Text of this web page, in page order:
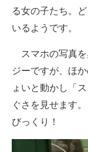
製造業のIT導入・
モノづくり技術者
エレクトロニク
電子設計の基本と
エネルギーの専
る女の子たち。
いるようです。
スマホの写真を
ジーですが、ほ
ょいと動かし「
ぐさを見せます
びっくり！